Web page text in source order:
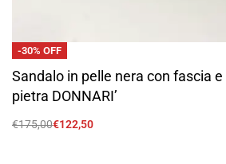
-30% OFF
Sandalo in pelle nera con fascia e
pietra DONNARI’
€175,00€122,50